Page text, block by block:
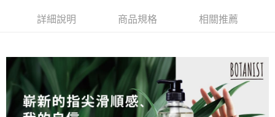
時審查核予不同之上限額度；若仍有額度不足之情形，本公司將視審查結果
付款後寶雅門市自取(由倉庫統一出貨)
詳細說明 商品規格 相關推薦